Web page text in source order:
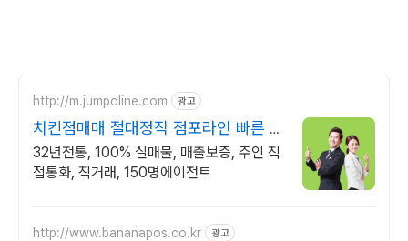
http://m.jumpoline.com 광고
치킨점매매 절대정직 점포라인 빠른 직
거래 & 안전중개거래
32년전통, 100% 실매물, 매출보증, 주인 직
접통화, 직거래, 150명에이전트
http://www.bananapos.co.kr 광고